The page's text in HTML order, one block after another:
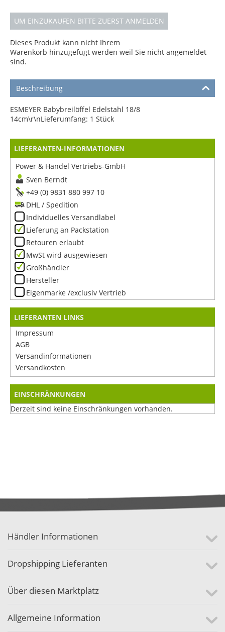
UM EINZUKAUFEN BITTE ZUERST ANMELDEN
Dieses Produkt kann nicht Ihrem
Warenkorb hinzugefügt werden weil Sie nicht angemeldet
sind.
Beschreibung
ESMEYER Babybreilöffel Edelstahl 18/8
14cm\r\nLieferumfang: 1 Stück
LIEFERANTEN-INFORMATIONEN
Power & Handel Vertriebs-GmbH
Sven Berndt
+49 (0) 9831 880 997 10
DHL / Spedition
Individuelles Versandlabel
Lieferung an Packstation
Retouren erlaubt
MwSt wird ausgewiesen
Großhändler
Hersteller
Eigenmarke /exclusiv Vertrieb
LIEFERANTEN LINKS
Impressum
AGB
Versandinformationen
Versandkosten
EINSCHRÄNKUNGEN
Derzeit sind keine Einschränkungen vorhanden.
Händler Informationen
Dropshipping Lieferanten
Über diesen Marktplatz
Allgemeine Information